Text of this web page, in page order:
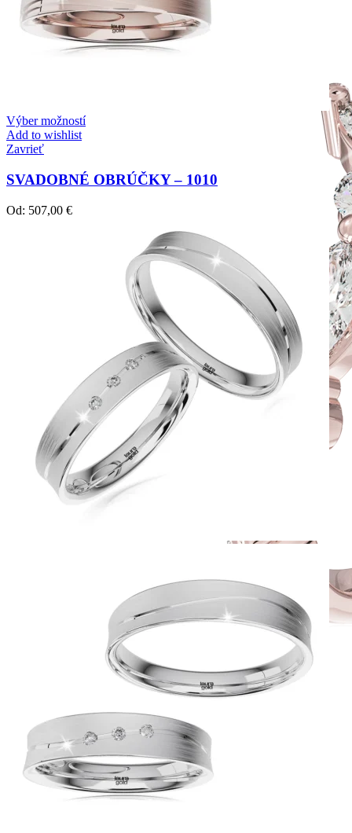
Zásnubné prstne z kolekcie Romantic.
Výber možností
Add to wishlist
Zavrieť
SVADOBNÉ OBRÚČKY – 1010
Od: 507,00 €